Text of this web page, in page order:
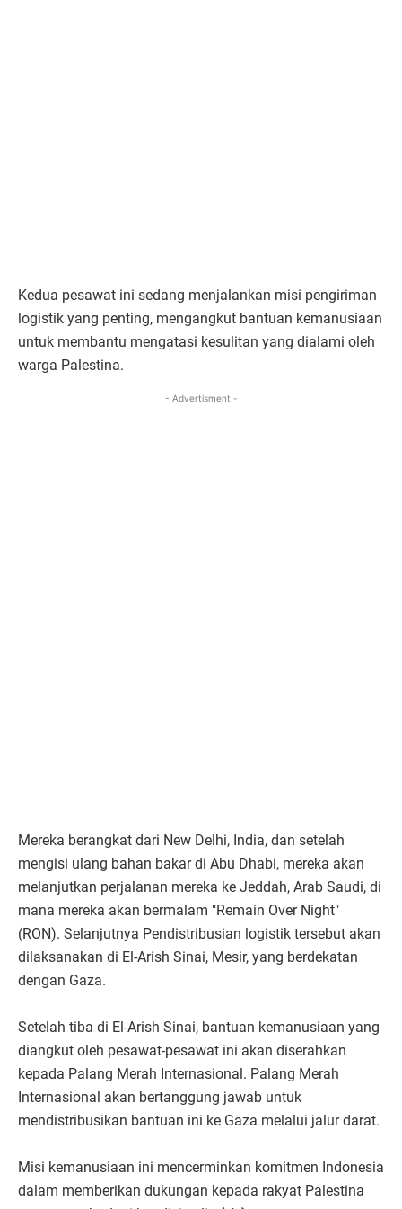
Kedua pesawat ini sedang menjalankan misi pengiriman
logistik yang penting, mengangkut bantuan kemanusiaan
untuk membantu mengatasi kesulitan yang dialami oleh
warga Palestina.
- Advertisment -
Mereka berangkat dari New Delhi, India, dan setelah
mengisi ulang bahan bakar di Abu Dhabi, mereka akan
melanjutkan perjalanan mereka ke Jeddah, Arab Saudi, di
mana mereka akan bermalam "Remain Over Night"
(RON). Selanjutnya Pendistribusian logistik tersebut akan
dilaksanakan di El-Arish Sinai, Mesir, yang berdekatan
dengan Gaza.
Setelah tiba di El-Arish Sinai, bantuan kemanusiaan yang
diangkut oleh pesawat-pesawat ini akan diserahkan
kepada Palang Merah Internasional. Palang Merah
Internasional akan bertanggung jawab untuk
mendistribusikan bantuan ini ke Gaza melalui jalur darat.
Misi kemanusiaan ini mencerminkan komitmen Indonesia
dalam memberikan dukungan kepada rakyat Palestina